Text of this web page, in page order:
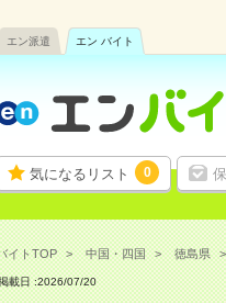
エン派遣 エン バイト
気になるリスト 0
イトTOP 中国・四国 徳島県
載日 :2026/07/20